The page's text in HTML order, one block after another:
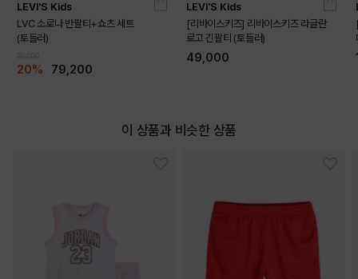
LEVI'S Kids
LVC 소로나 반팔티+쇼츠 세트
(토들러)
20% 79,200
LEVI'S Kids
[리바이스키즈] 리바이스키즈 라글란
로고 긴팔티 (토들러)
49,000
이 상품과 비슷한 상품